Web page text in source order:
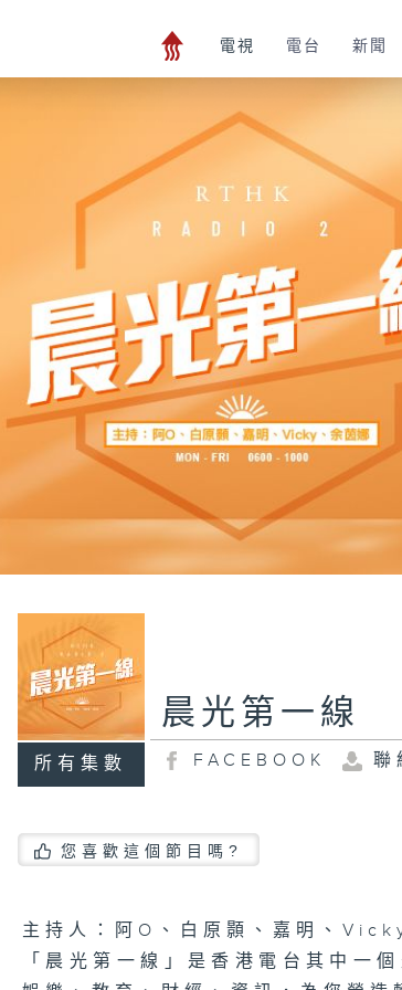
電視 電台 新聞
所有集數
晨光第一線
FACEBOOK 聯
您喜歡這個節目嗎?
主持人：阿O、白原顥、嘉明、
「晨光第一線」是香港電台其中一